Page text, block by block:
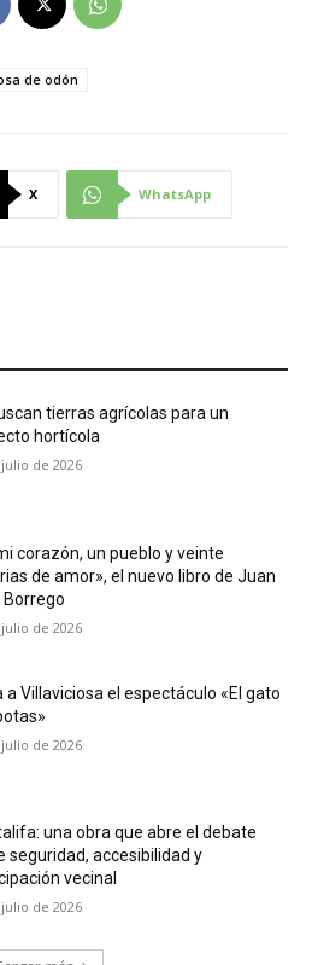
de odón
X WhatsApp
tierras agrícolas para un
hortícola
de 2026
corazón, un pueblo y veinte
de amor», el nuevo libro de Juan
de 2026
a Villaviciosa el espectáculo «El gato
de 2026
una obra que abre el debate
seguridad, accesibilidad y
vecinal
de 2026